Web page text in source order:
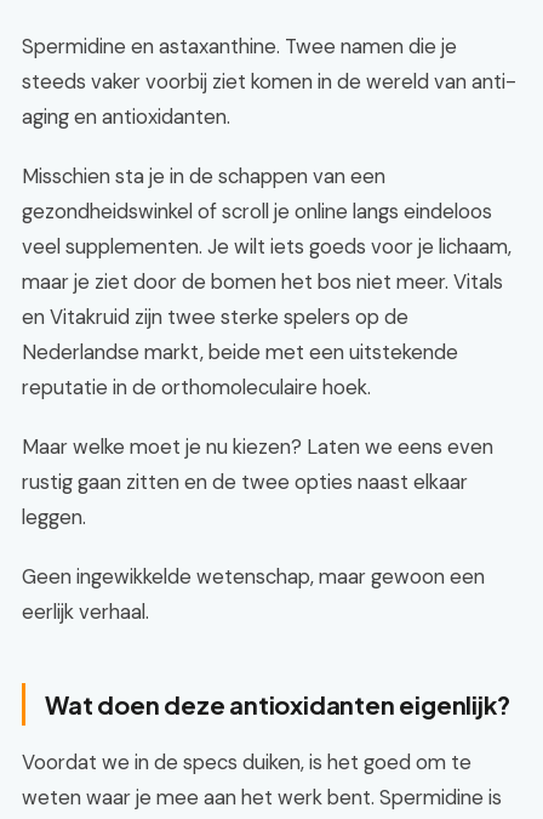
Spermidine en astaxanthine. Twee namen die je
steeds vaker voorbij ziet komen in de wereld van anti-
aging en antioxidanten.
Misschien sta je in de schappen van een
gezondheidswinkel of scroll je online langs eindeloos
veel supplementen. Je wilt iets goeds voor je lichaam,
maar je ziet door de bomen het bos niet meer. Vitals
en Vitakruid zijn twee sterke spelers op de
Nederlandse markt, beide met een uitstekende
reputatie in de orthomoleculaire hoek.
Maar welke moet je nu kiezen? Laten we eens even
rustig gaan zitten en de twee opties naast elkaar
leggen.
Geen ingewikkelde wetenschap, maar gewoon een
eerlijk verhaal.
Wat doen deze antioxidanten eigenlijk?
Voordat we in de specs duiken, is het goed om te
weten waar je mee aan het werk bent. Spermidine is